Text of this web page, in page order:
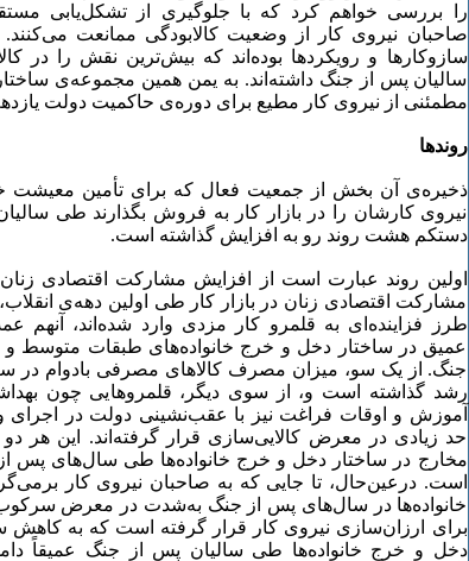
را بررسی خواهم کرد که با جلوگیری از تشکل‌­یابی
صاحبان نیروی کار از وضعیت کالابودگی ممانعت می‌­کنند.
سازوکارها و رویکردها بوده­‌اند که بیش‌ترین نقش را در
سالیان پس از جنگ داشته‌­اند. به یمن همین مجموعه‌­ی
مطمئنی از نیروی کار مطیع برای دوره‌­ی حاکمیت دولت
روندها
ذخیره‌­ی آن بخش از جمعیت فعال که برای تأمین معیشت
نیروی کارشان را در بازار کار به فروش بگذارند طی
دست­کم هشت روند رو به افزایش گذاشته است.
اولین روند عبارت است از افزایش مشارکت اقتصادی
مشارکت اقتصادی زنان در بازار کار طی اولین دهه­‌ی
طرز فزاینده‌­ای به قلمرو کار مزدی وارد شده‌­اند، آن­هم
عمیق در ساختار دخل و خرج خانواده‌­های طبقات متوسط
جنگ. از یک سو، میزان مصرف کالاهای مصرفی بادوام در
رشد گذاشته است و، از سوی دیگر، قلمروهایی چون
آموزش و اوقات فراغت نیز با عقب­‌نشینی دولت در اجرای
حد زیادی در معرض کالایی‌­سازی قرار گرفته‌­اند. این هر
مخارج در ساختار دخل و خرج خانواده‌­ها طی سال‌­های پس
است. درعین‌­حال، تا جایی که به صاحبان نیروی کار
خانواده‌­ها در سال‌­های پس از جنگ به‌شدت در معرض
برای ارزان‌­سازی نیروی کار قرار گرفته است که به کاهش
دخل و خرج خانواده‌­ها طی سالیان پس از جنگ عمیقاً